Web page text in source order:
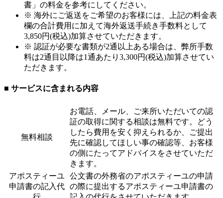
書」の料金を参考にしてください。
※ 海外にご返送をご希望のお客様には、上記の料金表
欄の合計費用に加えて海外返送手続き手数料として
3,850円(税込)加算させていただきます。
※ 認証が必要な書類が2通以上ある場合は、弊所手数
料は2通目以降は1通あたり3,300円(税込)加算させてい
ただきます。
■ サービスに含まれる内容
無料相談
お電話、メール、ご来所いただいての認
証の取得に関する相談は無料です。どう
したら費用を安く抑えられるか、ご提出
先に確認してほしい事の確認等、お客様
の側にたってアドバイスをさせていただ
きます。
アポスティーユ
申請書の記入代
公文書の外務省のアポスティーユの申請
の際に提出するアポスティーユ申請書の